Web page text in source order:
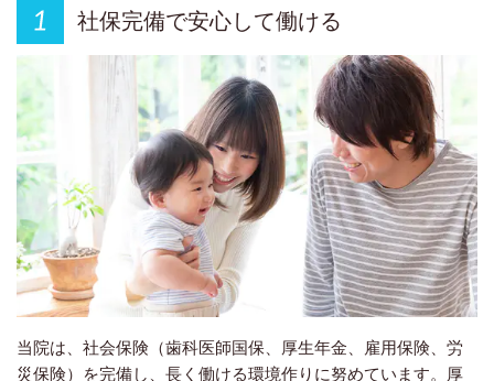
社保完備で安心して働ける
当院は、社会保険（歯科医師国保、厚生年金、雇用保険、労
災保険）を完備し、長く働ける環境作りに努めています。厚